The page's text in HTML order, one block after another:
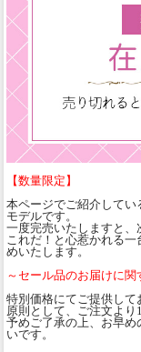
【数量限定】
本ページでご紹介して
モデルです。
一度完売いたしますと、
これだ！と心惹かれる
めいたします。
～セール品のお届けに関
特別価格にてご提供して
原則として、ご注文より
予めご了承の上、お早
いです。